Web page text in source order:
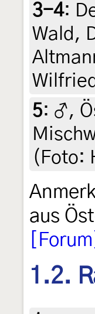
3-4:
Wald,
5: ♂,
(Foto:
aus
[Forum]
1.2.